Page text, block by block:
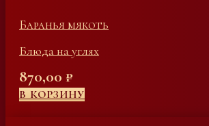
Баранья мякоть
Блюда на углях
870,00 ₽
В КОРЗИНУ